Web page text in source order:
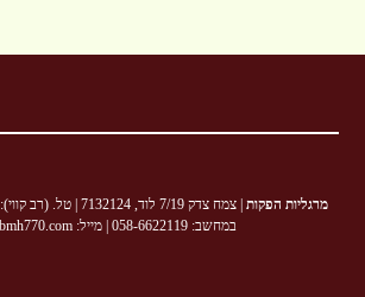
מרגליות הפקות
במחשב: 058-6622119 | מייל: bmh@bmh770.com